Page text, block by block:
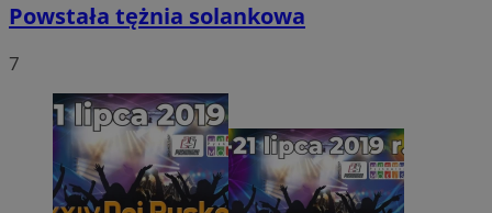
Powstała tężnia solankowa
7